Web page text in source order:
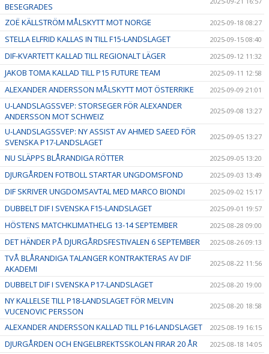
BESEGRADES
ZOË KÄLLSTRÖM MÅLSKYTT MOT NORGE 2025-09-18 08:27
STELLA ELFRID KALLAS IN TILL F15-LANDSLAGET 2025-09-15 08:40
DIF-KVARTETT KALLAD TILL REGIONALT LÄGER 2025-09-12 11:32
JAKOB TOMA KALLAD TILL P15 FUTURE TEAM 2025-09-11 12:58
ALEXANDER ANDERSSON MÅLSKYTT MOT ÖSTERRIKE 2025-09-09 21:01
U-LANDSLAGSSVEP: STORSEGER FÖR ALEXANDER
ANDERSSON MOT SCHWEIZ
2025-09-08 13:27
U-LANDSLAGSSVEP: NY ASSIST AV AHMED SAEED FÖR
SVENSKA P17-LANDSLAGET
2025-09-05 13:27
NU SLÄPPS BLÅRANDIGA RÖTTER 2025-09-05 13:20
DJURGÅRDEN FOTBOLL STARTAR UNGDOMSFOND 2025-09-03 13:49
DIF SKRIVER UNGDOMSAVTAL MED MARCO BIONDI 2025-09-02 15:17
DUBBELT DIF I SVENSKA F15-LANDSLAGET 2025-09-01 19:57
HÖSTENS MATCHKLIMATHELG 13-14 SEPTEMBER 2025-08-28 09:00
DET HÄNDER PÅ DJURGÅRDSFESTIVALEN 6 SEPTEMBER 2025-08-26 09:13
TVÅ BLÅRANDIGA TALANGER KONTRAKTERAS AV DIF
AKADEMI
2025-08-22 11:56
DUBBELT DIF I SVENSKA P17-LANDSLAGET 2025-08-20 19:00
NY KALLELSE TILL P18-LANDSLAGET FÖR MELVIN
VUCENOVIC PERSSON
2025-08-20 18:58
ALEXANDER ANDERSSON KALLAD TILL P16-LANDSLAGET 2025-08-19 16:15
DJURGÅRDEN OCH ENGELBREKTSSKOLAN FIRAR 20 ÅR 2025-08-18 14:05